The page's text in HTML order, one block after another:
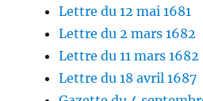
Lettre du 12 mai 1681
Lettre du 2 mars 1682
Lettre du 11 mars 1682
Lettre du 18 avril 1687